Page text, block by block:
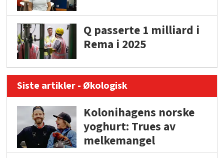
Q passerte 1 milliard i
Rema i 2025
Siste artikler - Økologisk
Kolonihagens norske
yoghurt: Trues av
melkemangel